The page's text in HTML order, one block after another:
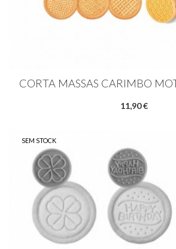
CORTA MASSAS CARIMBO
11,90 €
SEM STOCK